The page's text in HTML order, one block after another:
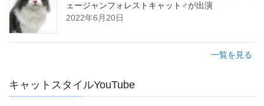
ェージャンフォレストキャット♂が出演
2022年6月20日
一覧を見る
キャットスタイルYouTube